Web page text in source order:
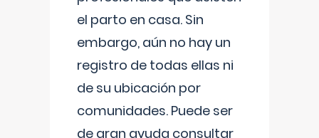
el parto en casa. Sin
embargo, aún no hay un
registro de todas ellas ni
de su ubicación por
comunidades. Puede ser
de gran ayuda consultar